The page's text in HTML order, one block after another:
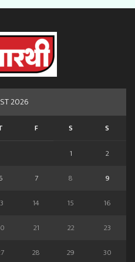
2026
F S S
1
2
7 8
9
14 15
16
21 22
23
28 29
30